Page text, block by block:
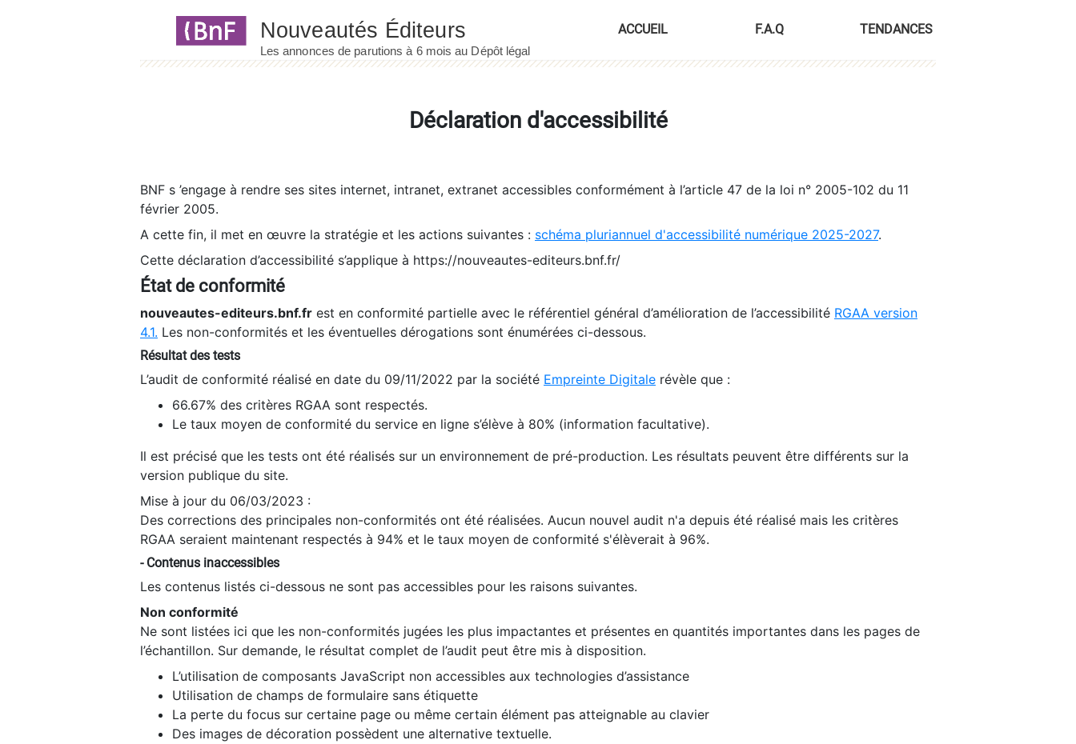
ACCUEIL F.A.Q TENDANCES
Déclaration d'accessibilité
BNF s ’engage à rendre ses sites internet, intranet, extranet accessibles conformément à l’article 47 de la loi n° 2005-102 du 11
février 2005.
A cette fin, il met en œuvre la stratégie et les actions suivantes : schéma pluriannuel d'accessibilité numérique 2025-2027.
Cette déclaration d’accessibilité s’applique à https://nouveautes-editeurs.bnf.fr/
État de conformité
nouveautes-editeurs.bnf.fr est en conformité partielle avec le référentiel général d’amélioration de l’accessibilité RGAA version
4.1. Les non-conformités et les éventuelles dérogations sont énumérées ci-dessous.
Résultat des tests
L’audit de conformité réalisé en date du 09/11/2022 par la société Empreinte Digitale révèle que :
66.67% des critères RGAA sont respectés.
Le taux moyen de conformité du service en ligne s’élève à 80% (information facultative).
Il est précisé que les tests ont été réalisés sur un environnement de pré-production. Les résultats peuvent être différents sur la
version publique du site.
Mise à jour du 06/03/2023 :
Des corrections des principales non-conformités ont été réalisées. Aucun nouvel audit n'a depuis été réalisé mais les critères
RGAA seraient maintenant respectés à 94% et le taux moyen de conformité s'élèverait à 96%.
- Contenus inaccessibles
Les contenus listés ci-dessous ne sont pas accessibles pour les raisons suivantes.
Non conformité
Ne sont listées ici que les non-conformités jugées les plus impactantes et présentes en quantités importantes dans les pages de
l’échantillon. Sur demande, le résultat complet de l’audit peut être mis à disposition.
L’utilisation de composants JavaScript non accessibles aux technologies d’assistance
Utilisation de champs de formulaire sans étiquette
La perte du focus sur certaine page ou même certain élément pas atteignable au clavier
Des images de décoration possèdent une alternative textuelle.